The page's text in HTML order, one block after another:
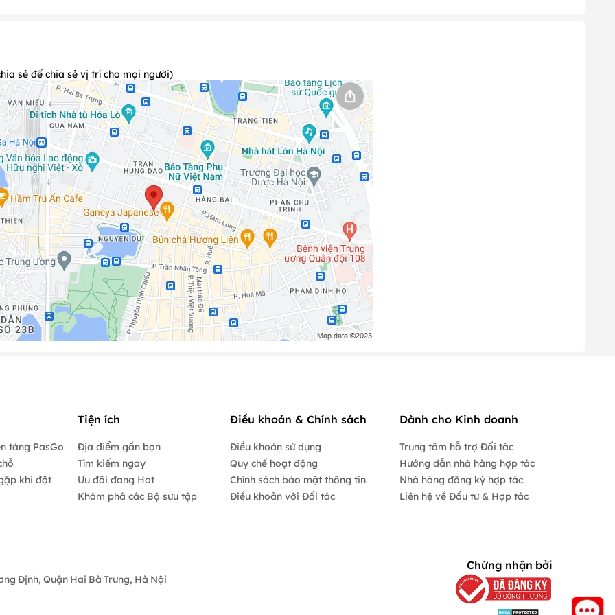
)
định
tốt nhất.
sau:
có quyền từ chối nhận bàn hoặc không áp dụng ưu đãi.
Có, cụ thể như sau:
và xuất hóa đơn trong ngày.
hoa quả,…): 10.000vnđ/chai/lon
sake,Strongbow):20.000vnđ/chai/ lon
rượu táo mèo, rượu mơ…):100.000 - 300.000
vnđ/chai/ lít
sẻ để chia sẻ vị trí cho mọi người)
tảng PasGo
khi đặt
Tiện ích
Địa điểm gần bạn
Tìm kiếm ngay
Ưu đãi đang Hot
Khám phá các Bộ sưu tập
Điều khoản & Chính sách
Điều khoản sử dụng
Quy chế hoạt động
Chính sách bảo mật thông tin
Điều khoản với Đối tác
Dành cho Kinh doanh
Trung tâm hỗ trợ Đối tác
Hướng dẫn nhà hàng hợp tác
Nhà hàng đăng ký hợp tác
Liên hệ về Đầu tư & Hợp tác
Định, Quận Hai Bà Trưng, Hà Nội
Chứng nhận bởi